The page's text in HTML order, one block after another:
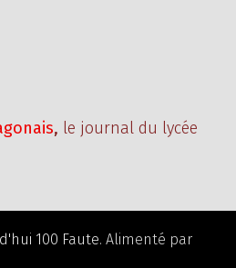
, le journal du lycée
100 Faute. Alimenté par